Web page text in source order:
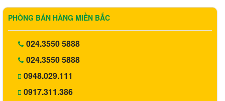
PHÒNG BÁN HÀNG MIỀN BẮC
024.3550 5888
024.3550 5888
0948.029.111
0917.311.386